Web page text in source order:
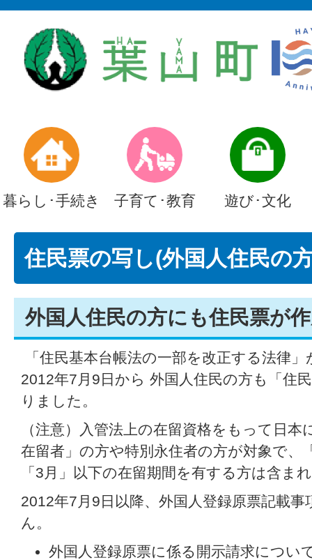
暮らし･手続き 子育て･教育 遊び･文化
住民票の写し(外国人住民の
外国人住民の方にも住民票が
「住民基本台帳法の一部を改正する法律
2012年7月9日から 外国人住民の方も「住
りました。
（注意）入管法上の在留資格をもって日
在留者」の方や特別永住者の方が対象で、
「3月」以下の在留期間を有する方は含ま
2012年7月9日以降、外国人登録原票記載
ん。
外国人登録原票に係る開示請求につい